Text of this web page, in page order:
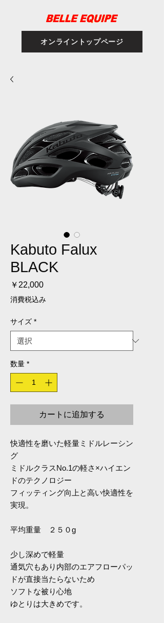
オンライントップページ
Kabuto Falux
BLACK
￥22,000価格
消費税込み
サイズ *
数量 *
カートに追加する
快適性を磨いた軽量ミドルレーシン
グ
ミドルクラスNo.1の軽さ×ハイエン
ドのテクノロジー
フィッティング向上と高い快適性を
実現。
平均重量 ２５０g
少し深めで軽量
通気穴もあり内部のエアフローパッ
ドが直接当たらないため
ソフトな被り心地
ゆとりは大きめです。